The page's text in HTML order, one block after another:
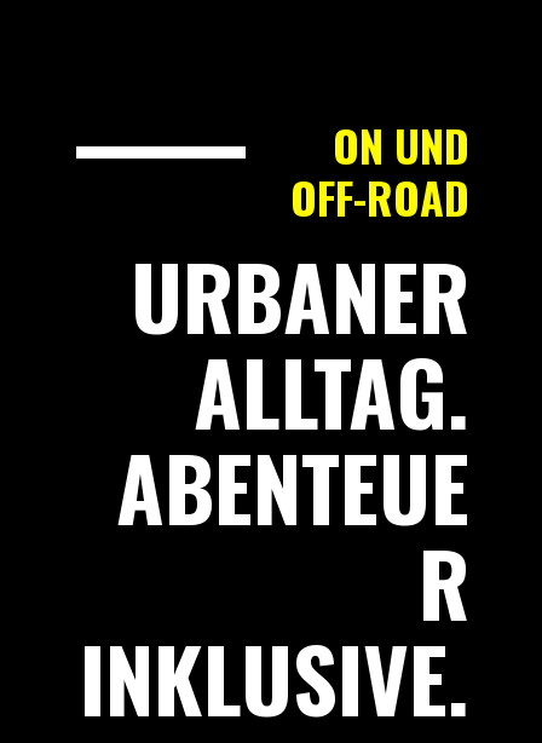
ON UND
OFF-ROAD
URBANER
ALLTAG.
ABENTEUE
R
INKLUSIVE.